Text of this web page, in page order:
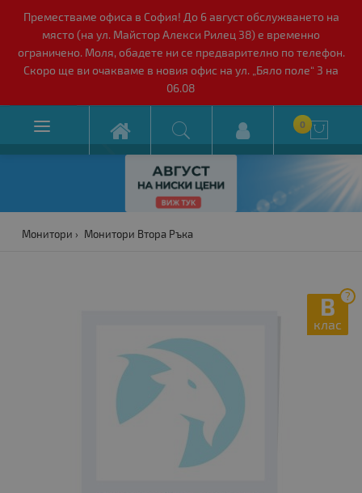
Преместваме офиса в София! До 6 август обслужването на
място (на ул. Майстор Алекси Рилец 38) е временно
ограничено. Моля, обадете ни се предварително по телефон.
Скоро ще ви очакваме в новия офис на ул. „Бяло поле“ 3 на
06.08
 0 
Монитори Монитори Втора Ръка
?
B
клас